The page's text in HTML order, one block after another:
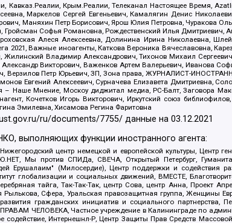
Кавказ.Реалии, Крым.Реалии, Телеканал Настоящее Время,
Маркелов Сергей Евгеньевич, Камалягин Денис
Маняхин Петр Борисович, Ярош Юлия Петровна, Чуракова
Гройсман Софья Романовна, Рождественский Илья Дмитриевич,
Алеся Алексеевна, Долинина Ирина Николаевна,
2021, Важные иноагенты, Каткова Вероника Вячеславовна,
Владимир Александрович, Тихонов Михаил
Александр Викторович, Важенков Артем Валерьевич, Иванова
Верзилов Петр Юрьевич, ЗП, Зона права, ЖУРНАЛИСТ-
Евгений Алексеевич, Сурначева Елизавета Дмитриевна,
– Наше Мнение, Москоу диджитал медиа, РС-Балт, Заговора
Кочетков Игорь Викторович, Иркутский союз
Эмилевна, Хисамова Регина Фаритовна
ru/documents/7755/ данные на03.12.2021
выполняющих функции иностранного агента:
центр немецкой и европейской культуры, Центр
Мы против СПИДа, СВЕЧА, Открытый Петербург,
Ерушалаим" (Милосердие), Центр поддержки и содействия
глобализации и социальных движений, ВМЕСТЕ,
тайга, Так-Так-Так, центр Сова, центр Анна, Проект
Рылькова, Сфера, Уральская правозащитная группа, Женщины
гражданских инициатив и социального партнерства,
ЧЕЛОВЕКА, Частное учреждение в Калининграде по
содействие, Интернешнл-Р, Центр Защиты Прав Средств